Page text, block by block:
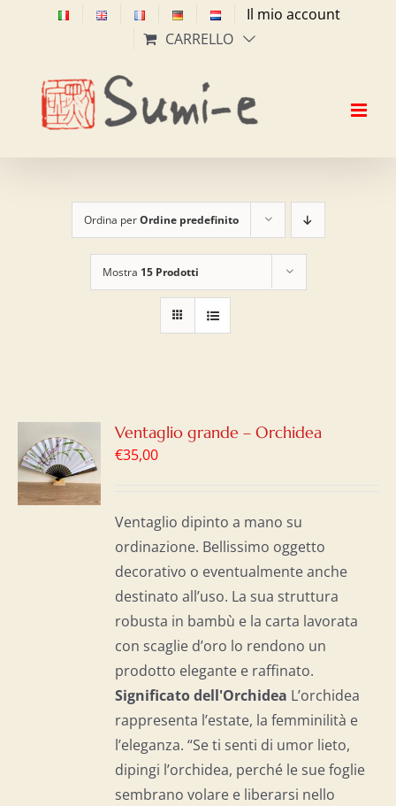
Il mio account
CARRELLO
Ordina perOrdine predefinito
Mostra 15 Prodotti
Ventaglio grande – Orchidea
€35,00
Ventaglio dipinto a mano su
ordinazione. Bellissimo oggetto
decorativo o eventualmente anche
destinato all’uso. La sua struttura
robusta in bambù e la carta lavorata
con scaglie d’oro lo rendono un
prodotto elegante e raffinato.
Significato dell'Orchidea L’orchidea
rappresenta l’estate, la femminilità e
l’eleganza. “Se ti senti di umor lieto,
dipingi l’orchidea, perché le sue foglie
sembrano volare e liberarsi nello